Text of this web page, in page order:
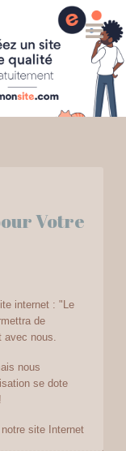
Votre
internet : "Le
de
avec nous.
nous
se dote
site Internet